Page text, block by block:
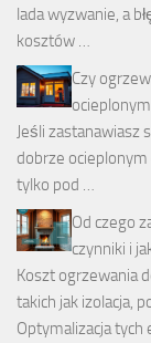
lada wyzwanie, a
kosztów …
Czy
Jeśli zastanawiasz
dobrze ocieplonym
tylko pod …
Od czego
czynniki i
Koszt ogrzewania
takich jak izolacja,
Optymalizacja